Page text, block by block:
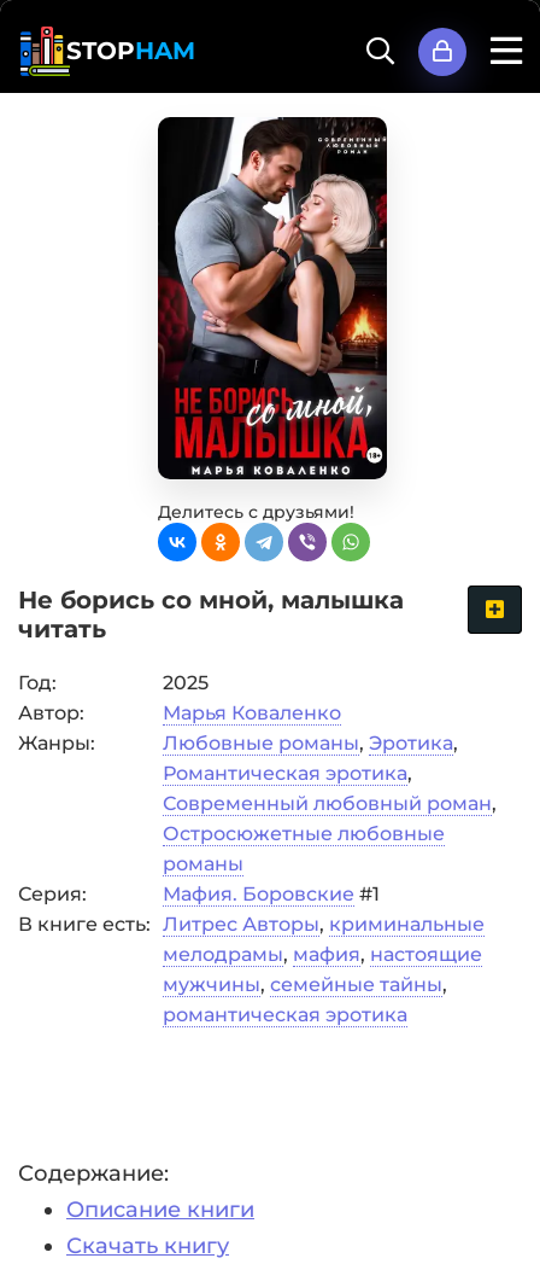
STOPHAM
Делитесь с друзьями!
Не борись со мной, малышка
читать
Год:
2025
Автор:
Марья Коваленко
Жанры:
Любовные романы, Эротика,
Романтическая эротика,
Современный любовный роман,
Остросюжетные любовные
романы
Серия:
Мафия. Боровские #1
В книге есть: Литрес Авторы, криминальные
мелодрамы, мафия, настоящие
мужчины, семейные тайны,
романтическая эротика
Содержание:
Описание книги
Скачать книгу